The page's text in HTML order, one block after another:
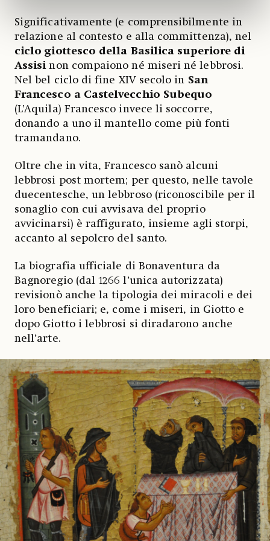
Significativamente (e comprensibilmente in
relazione al contesto e alla committenza), nel
ciclo giottesco della Basilica superiore di
Assisinon compaiono né miseri né lebbrosi.
Nel bel ciclo di fine XIV secolo in San
Francesco a Castelvecchio Subequo
(L’Aquila) Francesco invece li soccorre,
donando a uno il mantello come più fonti
tramandano.
Oltre che in vita, Francesco sanò alcuni
lebbrosi post mortem; per questo, nelle tavole
duecentesche, un lebbroso (riconoscibile per il
sonaglio con cui avvisava del proprio
avvicinarsi) è raffigurato, insieme agli storpi,
accanto al sepolcro del santo.
La biografia ufficiale di Bonaventura da
Bagnoregio (dal 1266 l’unica autorizzata)
revisionò anche la tipologia dei miracoli e dei
loro beneficiari; e, come i miseri, in Giotto e
dopo Giotto i lebbrosi si diradarono anche
nell’arte.